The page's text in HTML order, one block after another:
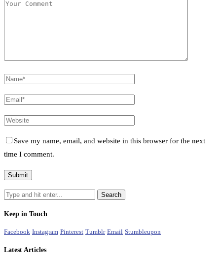
Save my name, email, and website in this browser for the next
time I comment.
Keep in Touch
Facebook Instagram Pinterest Tumblr Email Stumbleupon
Latest Articles